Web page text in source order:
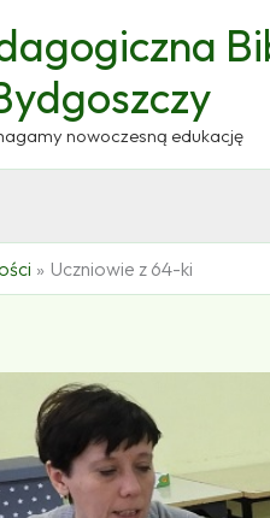
nowoczesną edukację
Uczniowie z 64-ki